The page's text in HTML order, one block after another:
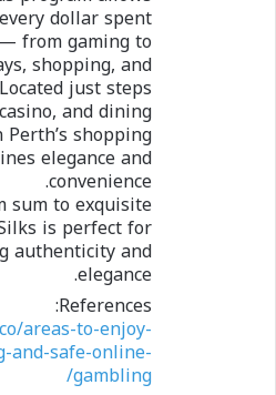
dollar spent
from gaming to
shopping, and
just steps
and dining
shopping
elegance and
convenience.
sum to exquisite
is perfect for
authenticity and
elegance.
References:
areas-to-enjoy-
and-safe-online-
gambling/